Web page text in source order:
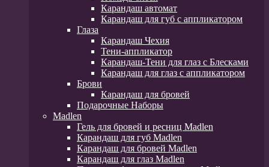
Карандаш автомат
Карандаш для губ с аппликатором
Глаза
Карандаш Чехия
Тени-аппликатор
Карандаш-Тени для глаз с Блесками
Карандаш для глаз с аппликатором
Брови
Карандаш для бровей
Подарочные Наборы
Madlen
Гель для бровей и ресниц Madlen
Карандаш для губ Madlen
Карандаш для бровей Madlen
Карандаш для глаз Madlen